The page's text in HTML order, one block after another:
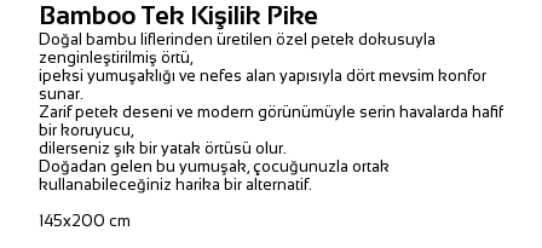
Bamboo Tek Kişilik Pike
Doğal bambu liflerinden üretilen özel petek dokusuyla
zenginleştirilmiş örtü,
ipeksi yumuşaklığı ve nefes alan yapısıyla dört mevsim konfor
sunar.
Zarif petek deseni ve modern görünümüyle serin havalarda hafif
bir koruyucu,
dilerseniz şık bir yatak örtüsü olur.
Doğadan gelen bu yumuşak, çocuğunuzla ortak
kullanabileceğiniz harika bir alternatif.
145x200 cm